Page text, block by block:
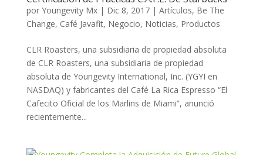
por Youngevity Mx| Dic 8, 2017| Artículos, Be The
Change, Café Javafit, Negocio, Noticias, Productos
CLR Roasters, una subsidiaria de propiedad absoluta
de CLR Roasters, una subsidiaria de propiedad
absoluta de Youngevity International, Inc. (YGYI en
NASDAQ) y fabricantes del Café La Rica Espresso “El
Cafecito Oficial de los Marlins de Miami”, anunció
recientemente...